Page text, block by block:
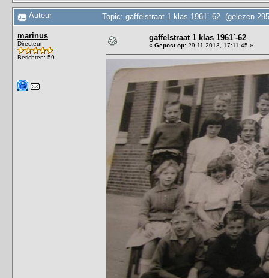
Auteur Topic: gaffelstraat 1 klas 1961`-62 (gelezen
marinus
Directeur
Berichten: 59
gaffelstraat 1 klas 1961`-62
« Gepost op: 29-11-2013, 17:11:45 »